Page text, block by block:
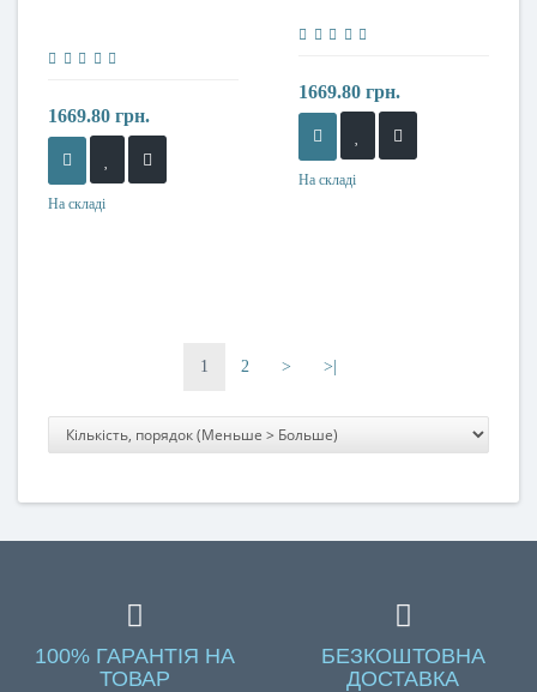
1669.80 грн.
На складі
1669.80 грн.
На складі
1 2 > >|
100% ГАРАНТІЯ НА
ТОВАР
БЕЗКОШТОВНА
ДОСТАВКА